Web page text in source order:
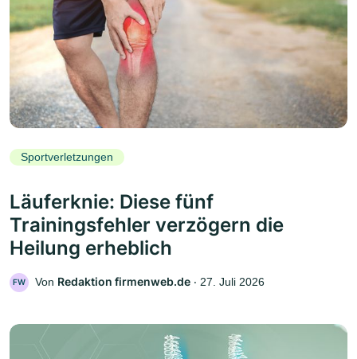
Sportverletzungen
Läuferknie: Diese fünf
Trainingsfehler verzögern die
Heilung erheblich
FW Von Redaktion firmenweb.de ‧ 27. Juli 2026